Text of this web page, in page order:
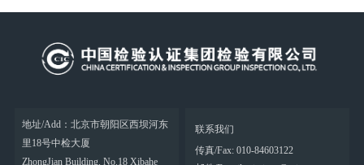
地址/Add：北京市朝阳区西坝河东
里18号中检大厦
ZhongJian Building, No.18 Xibahe
联系我们
传真/Fax: 010-84603122